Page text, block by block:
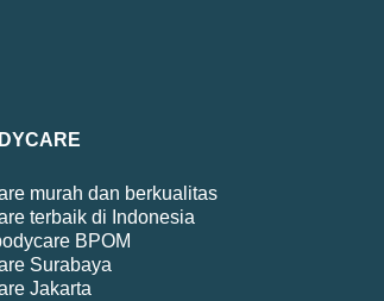
murah dan berkualitas
terbaik di Indonesia
BPOM
Surabaya
Jakarta